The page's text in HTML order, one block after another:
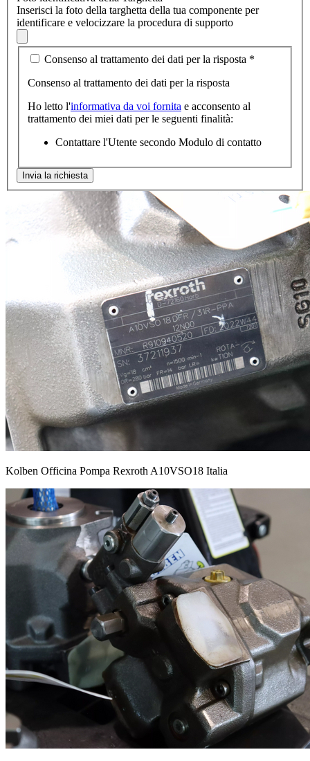
Inserisci la foto della targhetta della tua componente per
identificare e velocizzare la procedura di supporto
Consenso al trattamento dei dati per la risposta *
Consenso al trattamento dei dati per la risposta
Ho letto l'informativa da voi fornita e acconsento al
trattamento dei miei dati per le seguenti finalità:
Contattare l'Utente secondo Modulo di contatto
Kolben Officina Pompa Rexroth A10VSO18 Italia